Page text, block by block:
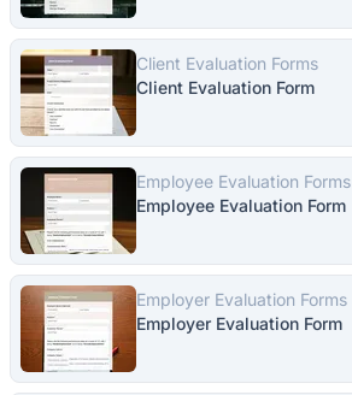
Client Evaluation Forms
Client Evaluation Form
Employee Evaluation Forms
Employee Evaluation Form
Employer Evaluation Forms
Employer Evaluation Form